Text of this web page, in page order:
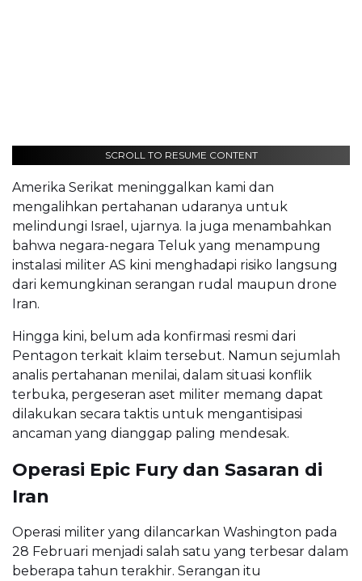
SCROLL TO RESUME CONTENT
Amerika Serikat meninggalkan kami dan
mengalihkan pertahanan udaranya untuk
melindungi Israel, ujarnya. Ia juga menambahkan
bahwa negara-negara Teluk yang menampung
instalasi militer AS kini menghadapi risiko langsung
dari kemungkinan serangan rudal maupun drone
Iran.
Hingga kini, belum ada konfirmasi resmi dari
Pentagon terkait klaim tersebut. Namun sejumlah
analis pertahanan menilai, dalam situasi konflik
terbuka, pergeseran aset militer memang dapat
dilakukan secara taktis untuk mengantisipasi
ancaman yang dianggap paling mendesak.
Operasi Epic Fury dan Sasaran di
Iran
Operasi militer yang dilancarkan Washington pada
28 Februari menjadi salah satu yang terbesar dalam
beberapa tahun terakhir. Serangan itu